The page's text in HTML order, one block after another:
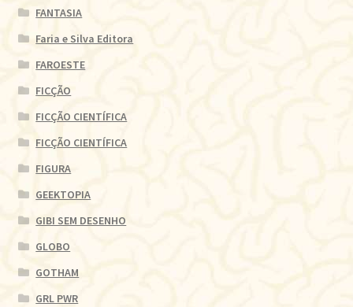
FANTASIA
Faria e Silva Editora
FAROESTE
FICÇÃO
FICÇÃO CIENTÍFICA
FICÇÃO CIENTÍFICA
FIGURA
GEEKTOPIA
GIBI SEM DESENHO
GLOBO
GOTHAM
GRL PWR